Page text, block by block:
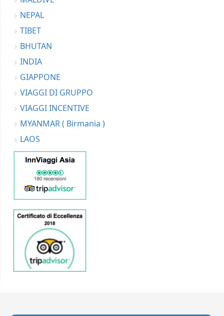
NEPAL
TIBET
BHUTAN
INDIA
GIAPPONE
VIAGGI DI GRUPPO
VIAGGI INCENTIVE
MYANMAR ( Birmania )
LAOS